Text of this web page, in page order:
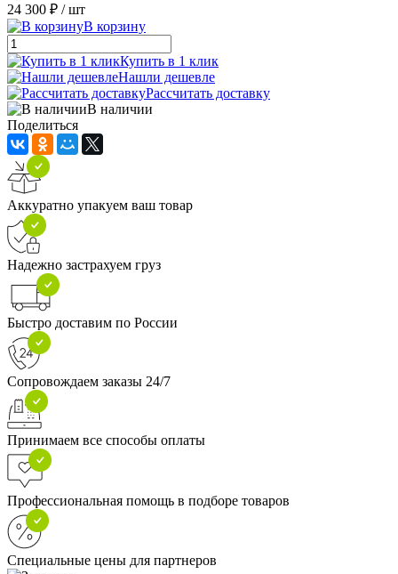
24 300 ₽ / шт
В корзину
Купить в 1 клик
Нашли дешевле
Рассчитать доставку
В наличии
Поделиться
Аккуратно упакуем ваш товар
Надежно застрахуем груз
Быстро доставим по России
Сопровождаем заказы 24/7
Принимаем все способы оплаты
Профессиональная помощь в подборе товаров
Специальные цены для партнеров